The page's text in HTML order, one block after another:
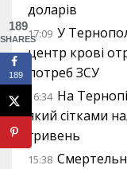
доларів
17:09 У
центр крові
потреб ЗСУ
16:34 На
який сітками
гривень
15:38
189
SHARES
189